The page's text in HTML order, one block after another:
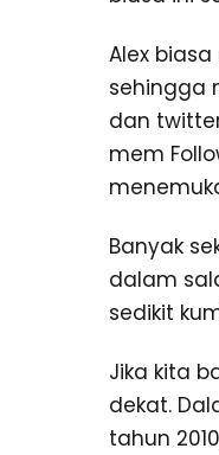
Alex
sehingga
dan
mem
Banyak
dalam
sedikit
Jika kita
dekat.
tahun